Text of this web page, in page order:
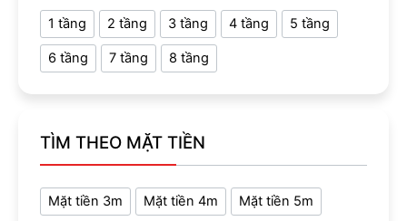
1 tầng 2 tầng 3 tầng 4 tầng 5 tầng
6 tầng 7 tầng 8 tầng
TÌM THEO MẶT TIỀN
Mặt tiền 3m Mặt tiền 4m Mặt tiền 5m